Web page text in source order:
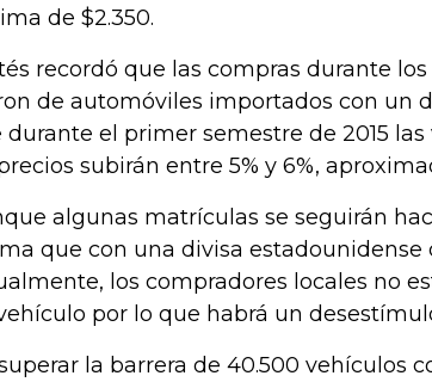
de $2.350.
recordó que las compras durante
de automóviles importados con un
durante el primer semestre de 2015
subirán entre 5% y 6%,
algunas matrículas se seguirán
que con una divisa estadounidense
los compradores locales no
por lo que habrá un
la barrera de 40.500 vehículos